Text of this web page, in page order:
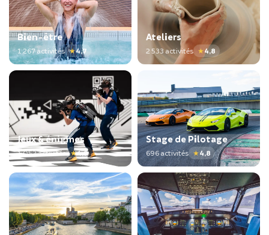
Bien-être
1 267 activités ★4,7
Ateliers
2 533 activités ★ 4,8
Jeux & énigmes
1 052 activités ★4,9
Stage de Pilotage
696 activités ★4,8